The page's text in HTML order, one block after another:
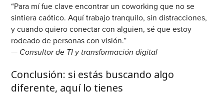
“Para mí fue clave encontrar un coworking que no se
sintiera caótico. Aquí trabajo tranquilo, sin distracciones,
y cuando quiero conectar con alguien, sé que estoy
rodeado de personas con visión.”
— Consultor de TI y transformación digital
Conclusión: si estás buscando algo
diferente, aquí lo tienes